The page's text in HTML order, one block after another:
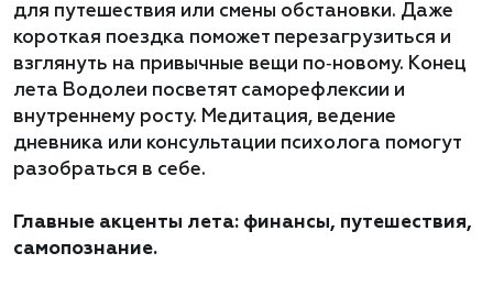
для путешествия или смены обстановки. Даже
короткая поездка поможет перезагрузиться и
взглянуть на привычные вещи по‑новому. Конец
лета Водолеи посветят саморефлексии и
внутреннему росту. Медитация, ведение
дневника или консультации психолога помогут
разобраться в себе.
Главные акценты лета: финансы, путешествия,
самопознание.